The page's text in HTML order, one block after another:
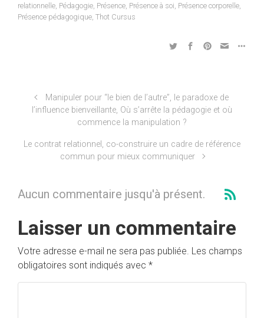
relationnelle, Pédagogie, Présence, Présence à soi, Présence corporelle,
Présence pédagogique, Thot Cursus
Manipuler pour “le bien de l’autre”, le paradoxe de
l’influence bienveillante, Où s’arrête la pédagogie et où
commence la manipulation ?
Le contrat relationnel, co-construire un cadre de référence
commun pour mieux communiquer
Aucun commentaire jusqu'à présent.
Laisser un commentaire
Votre adresse e-mail ne sera pas publiée. Les champs
obligatoires sont indiqués avec *